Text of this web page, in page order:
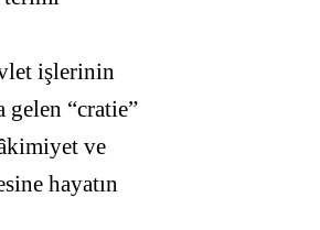
işlerinin
gelen “cratie”
ve
hayatın